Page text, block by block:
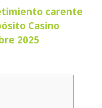
carente
Casino
2025